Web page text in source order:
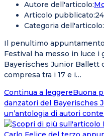
Autore dell'articolo:
Articolo pubblicato:
Categoria dell'articolo:
Il penultimo
Festival ha messo in luce i
Bayerisches Junior Ballett
compresa tra i 17 e i…
Continua a leggereBuona
danzatori del Bayerisches
un’antologia di autori